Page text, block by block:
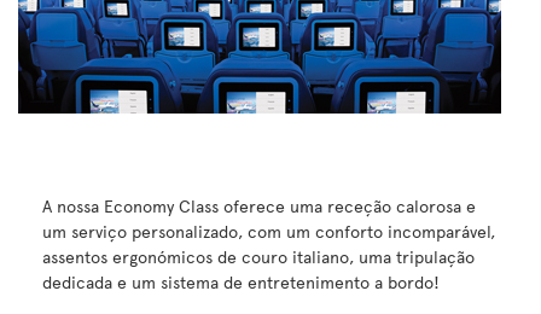
A nossa Economy Class oferece uma receção calorosa e
um serviço personalizado, com um conforto incomparável,
assentos ergonómicos de couro italiano, uma tripulação
dedicada e um sistema de entretenimento a bordo!